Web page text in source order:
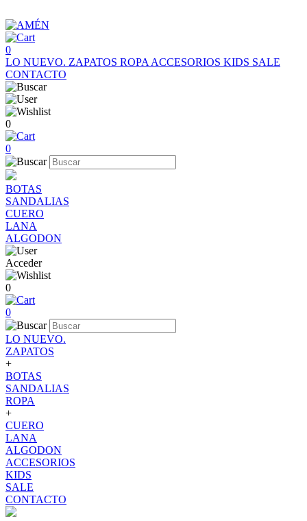
0
LO NUEVO. ZAPATOS ROPA ACCESORIOS KIDS SALE
CONTACTO
0
0
BOTAS
SANDALIAS
CUERO
LANA
ALGODON
Acceder
0
0
LO NUEVO.
ZAPATOS
+
BOTAS
SANDALIAS
ROPA
+
CUERO
LANA
ALGODON
ACCESORIOS
KIDS
SALE
CONTACTO